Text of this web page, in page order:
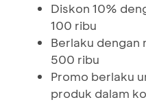
Diskon 10%
100 ribu
Berlaku dengan
500 ribu
Promo berlaku
produk dalam